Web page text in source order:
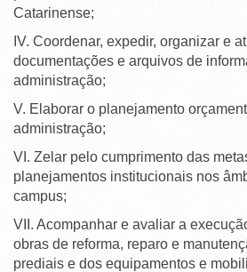
Catarinense;
IV. Coordenar, expedir, organizar e
documentações e arquivos de
administração;
V. Elaborar o planejamento
administração;
VI. Zelar pelo cumprimento das
planejamentos institucionais nos
campus;
VII. Acompanhar e avaliar a
obras de reforma, reparo e
prediais e dos equipamentos e